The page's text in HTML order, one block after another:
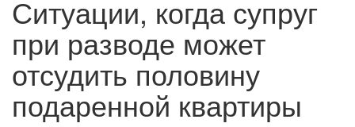
Ситуации, когда супруг
при разводе может
отсудить половину
подаренной квартиры